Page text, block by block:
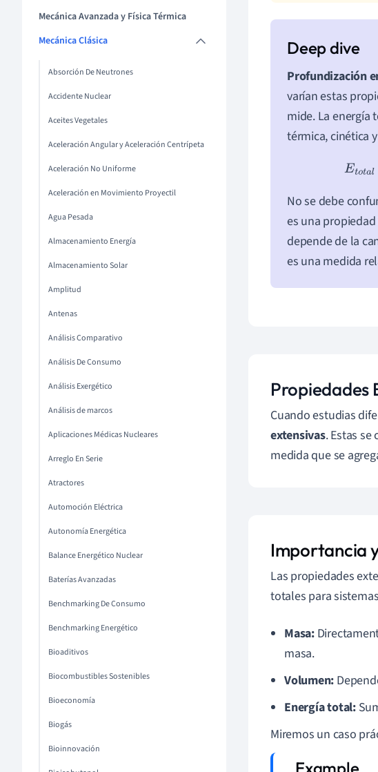
Mecánica Avanzada y Física Térmica
Mecánica Clásica
Absorción De Neutrones
Accidente Nuclear
Aceites Vegetales
Aceleración Angular y Aceleración Centrípeta
Aceleración No Uniforme
Aceleración en Movimiento Proyectil
Agua Pesada
Almacenamiento Energía
Almacenamiento Solar
Amplitud
Antenas
Análisis Comparativo
Análisis De Consumo
Análisis Exergético
Análisis de marcos
Aplicaciones Médicas Nucleares
Arreglo En Serie
Atractores
Automoción Eléctrica
Autonomía Energética
Balance Energético Nuclear
Baterías Avanzadas
Benchmarking De Consumo
Benchmarking Energético
Bioaditivos
Biocombustibles Sostenibles
Bioeconomía
Biogás
Bioinnovación
Profundización
varían estas
mide. La energía
térmica, cinética
Et
No se debe
es una
depende de la
es una medida
Propiedades
Cuando estudias
extensivas. Estas
medida que se
Importancia
Las propiedades
totales para
Masa:
masa.
Volumen:
Energía total:
Miremos un caso